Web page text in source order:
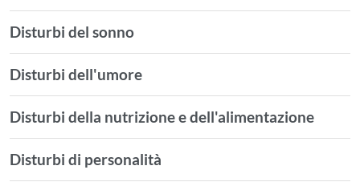
Disturbi del sonno
Disturbi dell'umore
Disturbi della nutrizione e dell'alimentazione
Disturbi di personalità